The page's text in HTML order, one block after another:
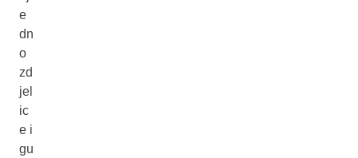
e
dn
o
zd
jel
ic
e i
gu